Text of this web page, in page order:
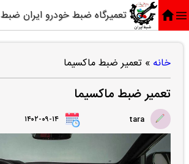
تعمیرگاه ضبط خودرو ایران ضبط
خانه » تعمیر ضبط ماکسیما
تعمیر ضبط ماکسیما
tara ۱۴۰۲-۰۹-۱۴